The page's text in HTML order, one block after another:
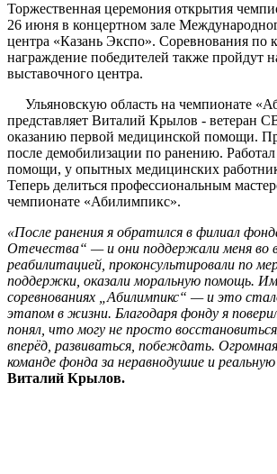
Торжественная церемония открытия
26 июня в концертном зале
центра «Казань Экспо». Соревнования по
награждение победителей также пройдут
выставочного центра.
Ульяновскую область на чемпионате
представляет Виталий Крылов - ветеран
оказанию первой медицинской помощи.
после демобилизации по ранению.
помощи, у опытных медицинских
Теперь делиться профессиональным
чемпионате «Абилимпикс».
«После ранения я обратился в филиал
Отечества“ — и они поддержали меня во
реабилитацией, проконсультировали по
поддержки, оказали моральную помощь.
соревнованиях „Абилимпикс“ — и это
этапом в жизни. Благодаря фонду я
понял, что могу не просто
вперёд, развиваться, побеждать.
команде фонда за неравнодушие и
Виталий Крылов.